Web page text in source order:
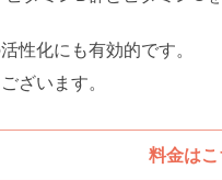
性化にも有効的です。
ざいます。
料金はこ